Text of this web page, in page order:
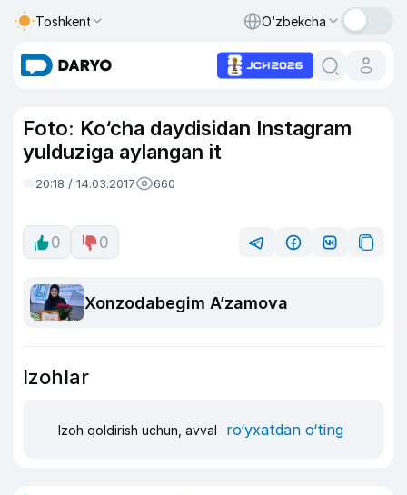
Toshkent O‘zbekcha
Foto: Ko‘cha daydisidan Instagram
yulduziga aylangan it
20:18 / 14.03.2017 660
0 0
Xonzodabegim A’zamova
Izohlar
Izoh qoldirish uchun, avval ro‘yxatdan o‘ting